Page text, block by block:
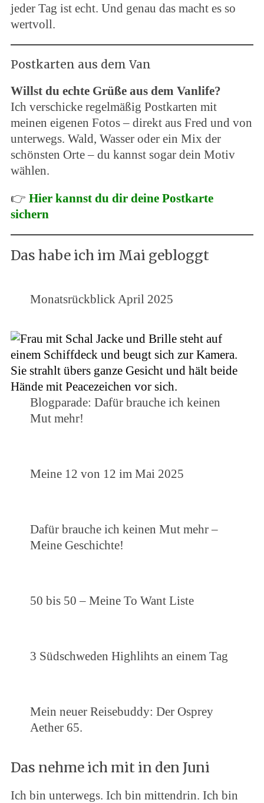
jeder Tag ist echt. Und genau das macht es so
wertvoll.
Postkarten aus dem Van
Willst du echte Grüße aus dem Vanlife?
Ich verschicke regelmäßig Postkarten mit
meinen eigenen Fotos – direkt aus Fred und von
unterwegs. Wald, Wasser oder ein Mix der
schönsten Orte – du kannst sogar dein Motiv
wählen.
👉 Hier kannst du dir deine Postkarte
sichern
Das habe ich im Mai gebloggt
Monatsrückblick April 2025
Blogparade: Dafür brauche ich keinen
Mut mehr!
Meine 12 von 12 im Mai 2025
Dafür brauche ich keinen Mut mehr –
Meine Geschichte!
50 bis 50 – Meine To Want Liste
3 Südschweden Highlihts an einem Tag
Mein neuer Reisebuddy: Der Osprey
Aether 65.
Das nehme ich mit in den Juni
Ich bin unterwegs. Ich bin mittendrin. Ich bin